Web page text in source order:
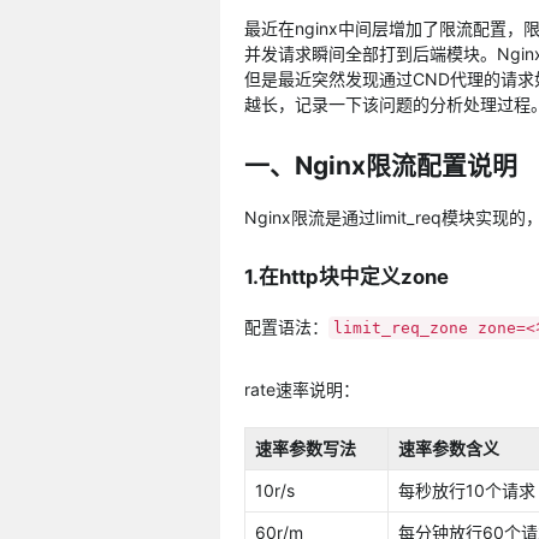
最近在nginx中间层增加了限流配置，
并发请求瞬间全部打到后端模块。
但是最近突然发现通过CND代理的请
越长，记录一下该问题的分析处理过程
一、Nginx限流配置说明
Nginx限流是通过limit_req模块实现的
1.在http块中定义zone
配置语法： limit_req_zone
rate速率说明：
速率参数写法 速率参数含义
10r/s 每秒放行10个请
60r/m 每分钟放行60个